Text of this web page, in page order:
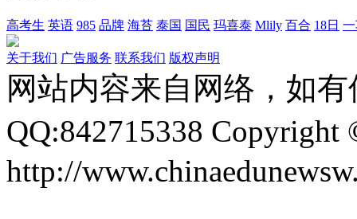
高考生 英语 985 品牌 海苔 泰国 国民 玛喜泰 Mlily 百合 18日
关于我们 广告服务 联系我们 版权声明
网站内容来自网络，如
QQ:842715338
http://